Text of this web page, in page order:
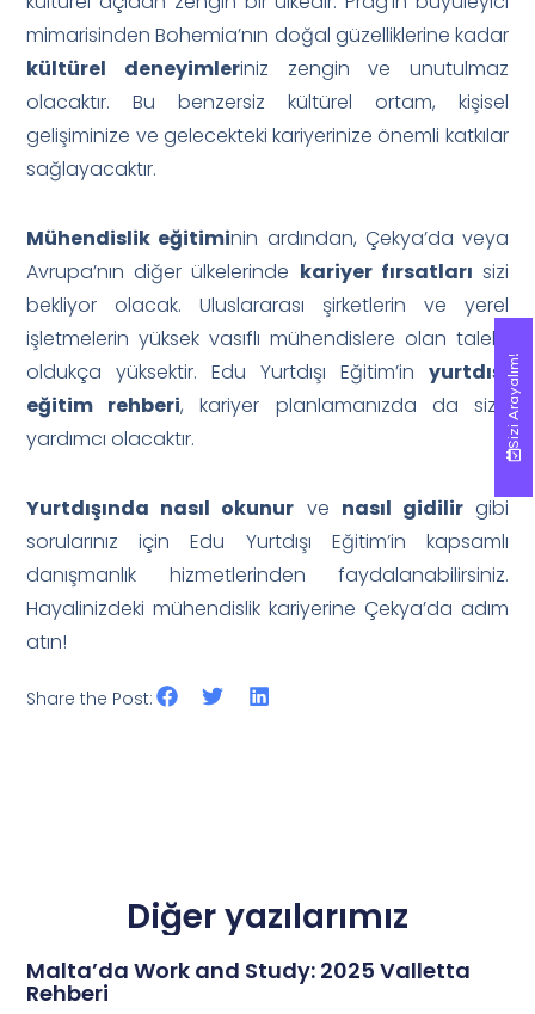
mimarisinden Bohemia’nın doğal güzelliklerine kadar
kültürel deneyimleriniz zengin ve unutulmaz
olacaktır. Bu benzersiz kültürel ortam, kişisel
gelişiminize ve gelecekteki kariyerinize önemli katkılar
sağlayacaktır.
Mühendislik eğitiminin ardından, Çekya’da veya
Avrupa’nın diğer ülkelerinde kariyer fırsatları sizi
bekliyor olacak. Uluslararası şirketlerin ve yerel
işletmelerin yüksek vasıflı mühendislere olan talebi
oldukça yüksektir. Edu Yurtdışı Eğitim’in yurtdışı
eğitim rehberi, kariyer planlamanızda da size
yardımcı olacaktır.
Yurtdışında nasıl okunur ve nasıl gidilirgibi
sorularınız için Edu Yurtdışı Eğitim’in kapsamlı
danışmanlık hizmetlerinden faydalanabilirsiniz.
Hayalinizdeki mühendislik kariyerine Çekya’da adım
atın!
Share the Post:
Diğer yazılarımız
Malta’da Work and Study: 2025 Valletta
Rehberi
Sizi Arayalım!
Sizi Arayalım!